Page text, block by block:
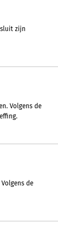
zijn
Volgens de
de